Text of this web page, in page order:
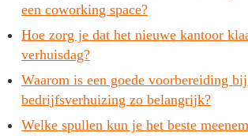
een coworking space?
Hoe zorg je dat het nieuwe kantoor
verhuisdag?
Waarom is een goede voorbereiding
bedrijfsverhuizing zo belangrijk?
Welke spullen kun je het beste